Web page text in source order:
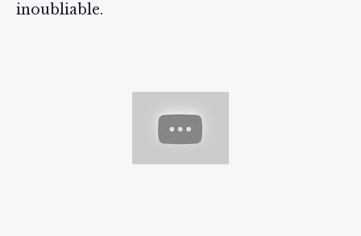
inoubliable.